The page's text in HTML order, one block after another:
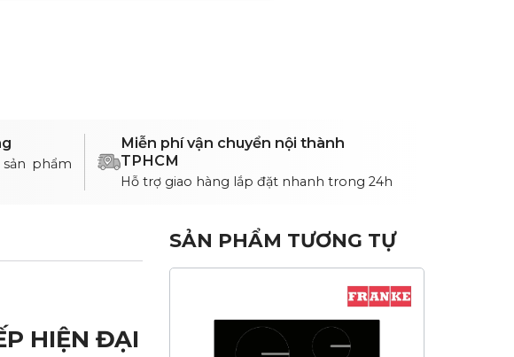
phẩm
Miễn phí vận chuyển nội thành
TPHCM
Hỗ trợ giao hàng lắp đặt nhanh trong 24h
HIỆN ĐẠI
SẢN PHẨM TƯƠNG TỰ